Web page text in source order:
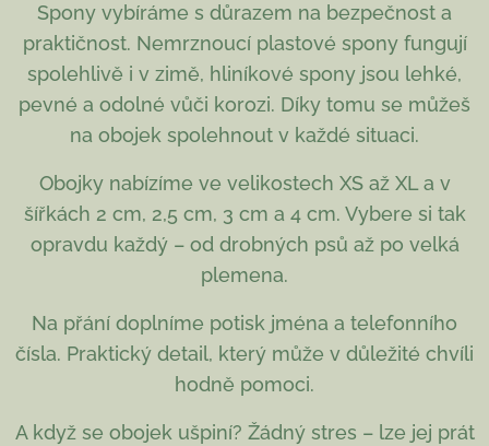
Spony vybíráme s důrazem na bezpečnost a
praktičnost. Nemrznoucí plastové spony fungují
spolehlivě i v zimě, hliníkové spony jsou lehké,
pevné a odolné vůči korozi. Díky tomu se můžeš
na obojek spolehnout v každé situaci.
Obojky nabízíme ve velikostech XS až XL a v
šířkách 2 cm, 2,5 cm, 3 cm a 4 cm. Vybere si tak
opravdu každý – od drobných psů až po velká
plemena.
Na přání doplníme potisk jména a telefonního
čísla. Praktický detail, který může v důležité chvíli
hodně pomoci.
A když se obojek ušpiní? Žádný stres – lze jej prát